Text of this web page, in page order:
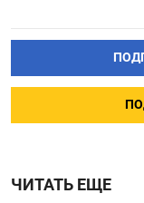
ЧИТАТЬ ЕЩЕ